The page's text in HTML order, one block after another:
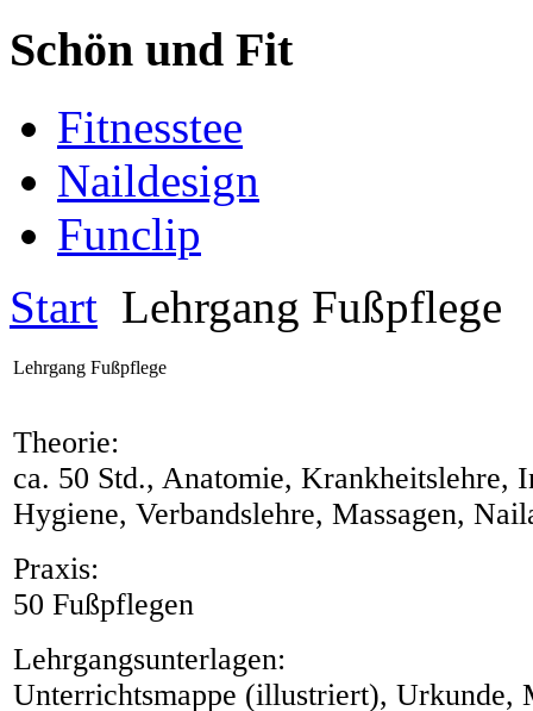
Schön und Fit
Fitnesstee
Naildesign
Funclip
Start Lehrgang Fußpflege
Lehrgang Fußpflege
Theorie:
ca. 50 Std., Anatomie, Krankheitslehre,
Hygiene, Verbandslehre, Massagen,
Praxis:
50 Fußpflegen
Lehrgangsunterlagen:
Unterrichtsmappe (illustriert), Urkunde,